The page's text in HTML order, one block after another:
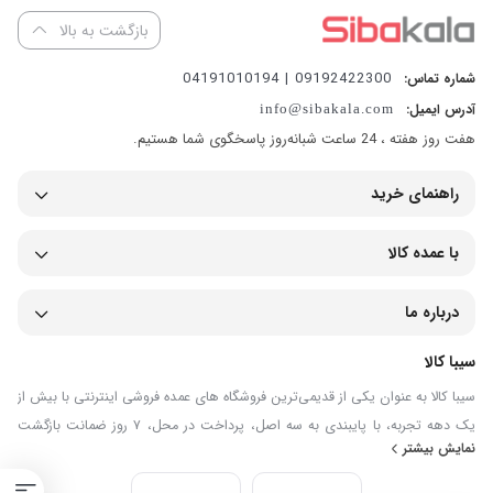
بازگشت به بالا
شماره تماس: 09192422300 | 04191010194
آدرس ایمیل: info@sibakala.com
هفت روز هفته ، 24 ساعت شبانه‌روز پاسخگوی شما هستیم.
راهنمای خرید
با عمده کالا
درباره ما
سیبا کالا
سیبا کالا به عنوان یکی از قدیمی‌ترین فروشگاه های عمده فروشی اینترنتی با بیش از
یک دهه تجربه، با پایبندی به سه اصل، پرداخت در محل، ۷ روز ضمانت بازگشت
کالا و تضمین اصل‌بودن کالا موفق شده تا همگام با فروشگاه‌های معتبر جهان، به
بزرگ‌ترین فروشگاه اینترنتی ایران تبدیل شود. به محض ورود به سایت سیبا کالا با
نمایش بیشتر